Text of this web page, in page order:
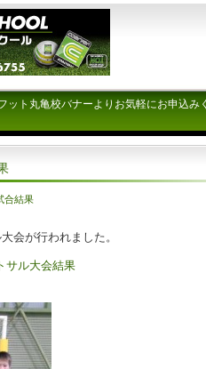
ト丸亀校バナーよりお気軽にお申込み
合結果
会が行われました。
サル大会結果